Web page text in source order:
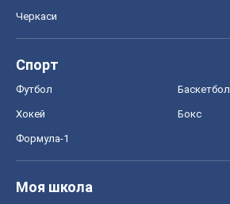
Черкаси
Спорт
Футбол Баскетбол
Хокей Бокс
Формула-1
Моя школа